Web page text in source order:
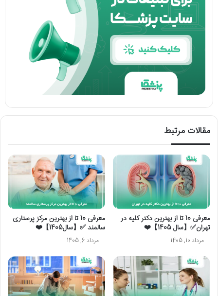
مقالات مرتبط
معرفی 10 تا از بهترین دکتر کلیه در
تهران✅【سال 1405】❤️
مرداد 10, 1405
معرفی 10 تا از بهترین مرکز پرستاری
سالمند ✅【سال1405】❤️
مرداد 6, 1405